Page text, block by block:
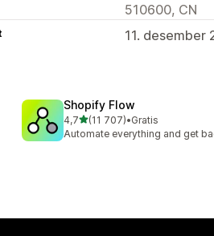
510600, CN
11. desember
Shopify Flow
4,7av 5 stjerner
(11 707)
Totalt 11707 omtaler
•Gratis
Automate everything and get